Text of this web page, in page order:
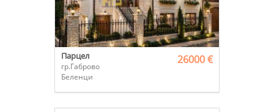
Парцел
гр.Габрово
Беленци
26000 €